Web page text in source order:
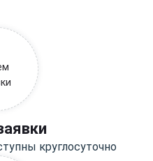
круглосуточно